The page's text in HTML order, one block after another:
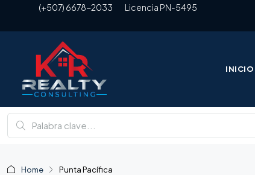
(+507) 6678-2033 Licencia PN-5495
INICIO
Home Punta Pacífica